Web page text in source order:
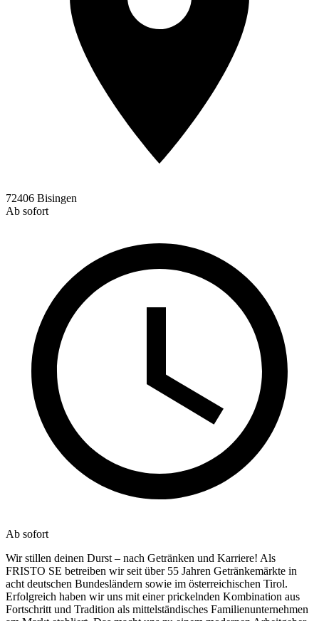
72406 Bisingen
Ab sofort
Ab sofort
Wir stillen deinen Durst – nach Getränken und Karriere! Als
FRISTO SE betreiben wir seit über 55 Jahren Getränkemärkte in
acht deutschen Bundesländern sowie im österreichischen Tirol.
Erfolgreich haben wir uns mit einer prickelnden Kombination aus
Fortschritt und Tradition als mittelständisches Familienunternehmen